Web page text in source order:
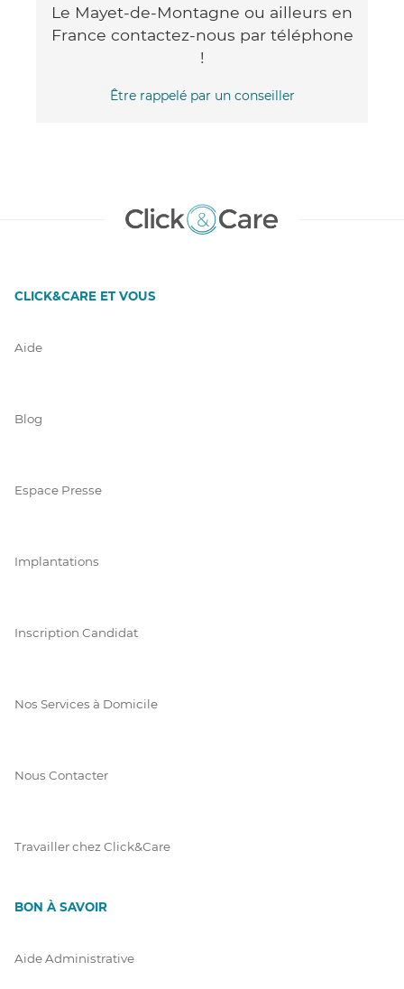
Le Mayet-de-Montagne ou ailleurs en
France contactez-nous par téléphone
!
Être rappelé par un conseiller
CLICK&CARE ET VOUS
Aide
Blog
Espace Presse
Implantations
Inscription Candidat
Nos Services à Domicile
Nous Contacter
Travailler chez Click&Care
BON À SAVOIR
Aide Administrative